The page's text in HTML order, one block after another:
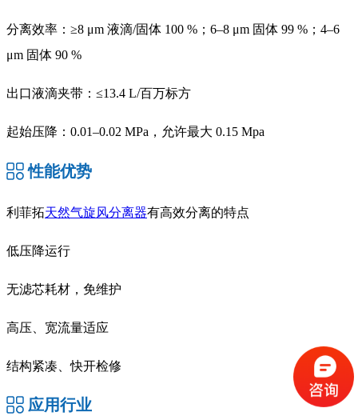
分离效率：≥8 μm 液滴/固体 100 %；6–8 μm 固体 99 %；4–6
μm 固体 90 %
出口液滴夹带：≤13.4 L/百万标方
起始压降：0.01–0.02 MPa，允许最大 0.15 Mpa
性能优势
利菲拓天然气旋风分离器有高效分离的特点
低压降运行
无滤芯耗材，免维护
高压、宽流量适应
结构紧凑、快开检修
应用行业